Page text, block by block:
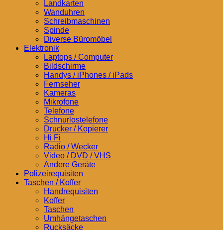
Landkarten
Wanduhren
Schreibmaschinen
Spinde
Diverse Büromöbel
Elektronik
Laptops / Computer
Bildschirme
Handys / iPhones / iPads
Fernseher
Kameras
Mikrofone
Telefone
Schnurlostelefone
Drucker / Kopierer
Hi Fi
Radio / Wecker
Video / DVD / VHS
Andere Geräte
Polizeirequisiten
Taschen / Koffer
Handrequisiten
Koffer
Taschen
Umhängetaschen
Rucksäcke